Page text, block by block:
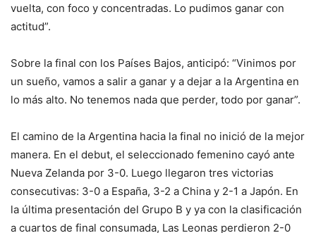
vuelta, con foco y concentradas. Lo pudimos ganar con
actitud”.
Sobre la final con los Países Bajos, anticipó: “Vinimos por
un sueño, vamos a salir a ganar y a dejar a la Argentina en
lo más alto. No tenemos nada que perder, todo por ganar”.
El camino de la Argentina hacia la final no inició de la mejor
manera. En el debut, el seleccionado femenino cayó ante
Nueva Zelanda por 3-0. Luego llegaron tres victorias
consecutivas: 3-0 a España, 3-2 a China y 2-1 a Japón. En
la última presentación del Grupo B y ya con la clasificación
a cuartos de final consumada, Las Leonas perdieron 2-0